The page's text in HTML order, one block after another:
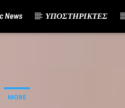
News ΥΠΟΣΤΗΡΙΚΤΕΣ
MORE